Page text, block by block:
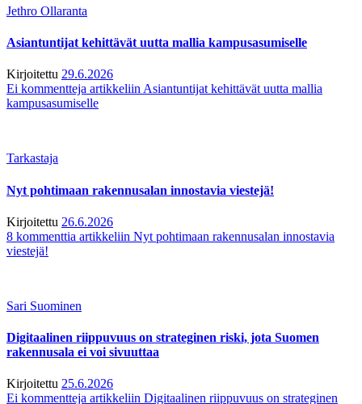
Jethro Ollaranta
Asiantuntijat kehittävät uutta mallia kampusasumiselle
Kirjoitettu 29.6.2026
Ei kommentteja artikkeliin Asiantuntijat kehittävät uutta mallia
kampusasumiselle
Tarkastaja
Nyt pohtimaan rakennusalan innostavia viestejä!
Kirjoitettu 26.6.2026
8 kommenttia artikkeliin Nyt pohtimaan rakennusalan innostavia
viestejä!
Sari Suominen
Digitaalinen riippuvuus on strateginen riski, jota Suomen
rakennusala ei voi sivuuttaa
Kirjoitettu 25.6.2026
Ei kommentteja artikkeliin Digitaalinen riippuvuus on strateginen